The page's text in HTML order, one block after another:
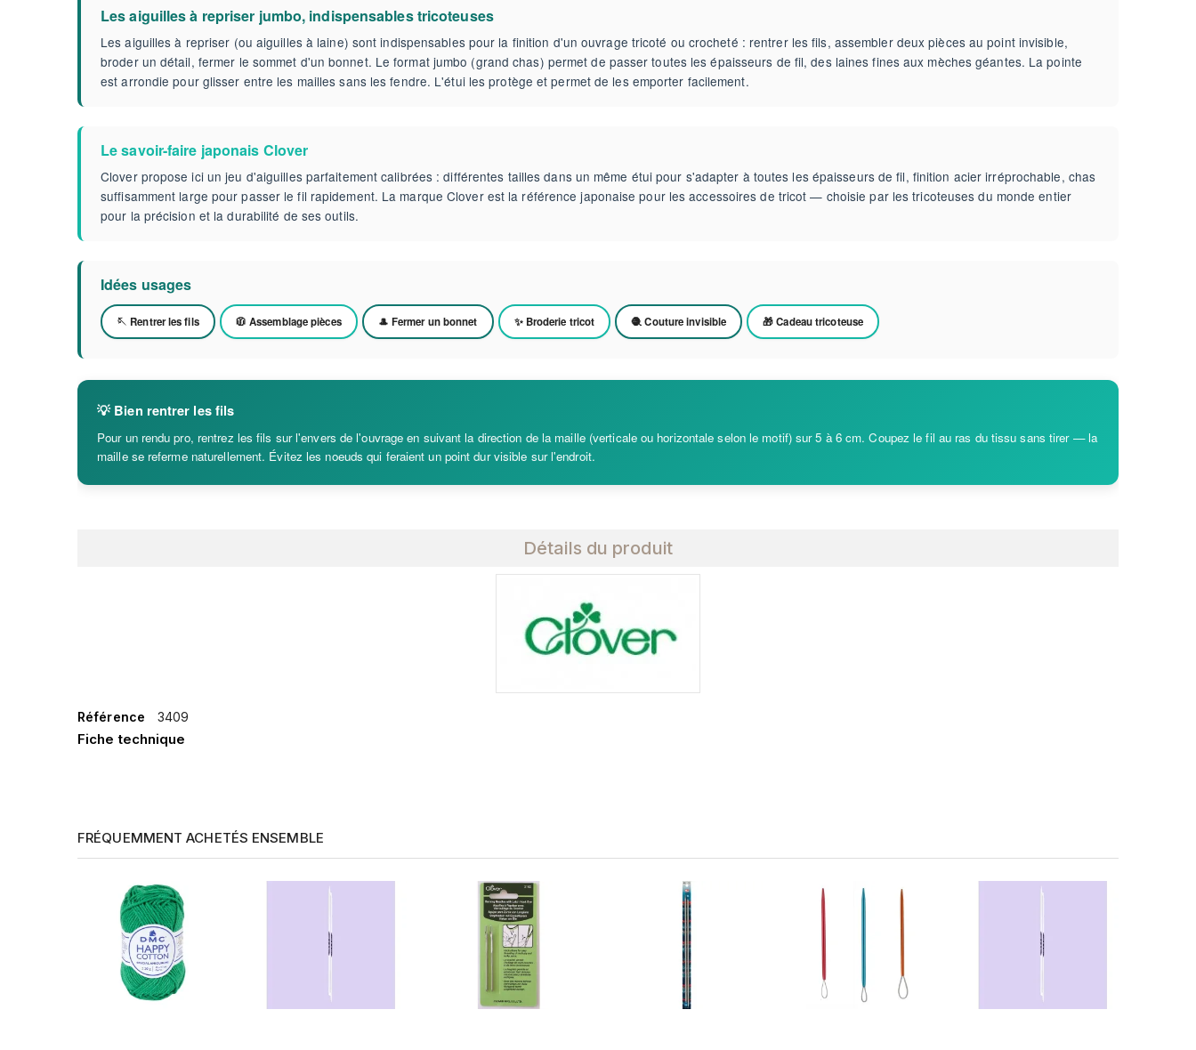
Les aiguilles à repriser jumbo, indispensables tricoteuses
Les aiguilles à repriser (ou aiguilles à laine) sont indispensables pour la finition d'un ouvrage tricoté ou crocheté : rentrer les fils, assembler deux pièces au point invisible,
broder un détail, fermer le sommet d'un bonnet. Le format jumbo (grand chas) permet de passer toutes les épaisseurs de fil, des laines fines aux mèches géantes. La pointe
est arrondie pour glisser entre les mailles sans les fendre. L'étui les protège et permet de les emporter facilement.
Le savoir-faire japonais Clover
Clover propose ici un jeu d'aiguilles parfaitement calibrées : différentes tailles dans un même étui pour s'adapter à toutes les épaisseurs de fil, finition acier irréprochable, chas
suffisamment large pour passer le fil rapidement. La marque Clover est la référence japonaise pour les accessoires de tricot — choisie par les tricoteuses du monde entier
pour la précision et la durabilité de ses outils.
Idées usages
🪡 Rentrer les fils 🧥 Assemblage pièces 🎩 Fermer un bonnet ✨ Broderie tricot 🧶 Couture invisible 🎁 Cadeau tricoteuse
💡 Bien rentrer les fils
Pour un rendu pro, rentrez les fils sur l'envers de l'ouvrage en suivant la direction de la maille (verticale ou horizontale selon le motif) sur 5 à 6 cm. Coupez le fil au ras du tissu sans tirer — la
maille se referme naturellement. Évitez les noeuds qui feraient un point dur visible sur l'endroit.
Détails du produit
Référence 3409
Fiche technique
FRÉQUEMMENT ACHETÉS ENSEMBLE